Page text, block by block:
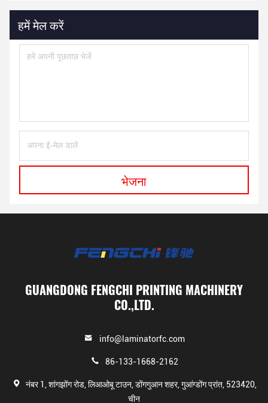
हमें मेल करें
भेजना
GUANGDONG FENGCHI PRINTING MACHINERY
CO.,LTD.
info@laminatorfc.com
86-133-1668-2162
नंबर 1, शांगझोंग रोड, लिआओबू टाउन, डोंगगुआन शहर, गुआंग्डोंग प्रांत, 523420,
चीन